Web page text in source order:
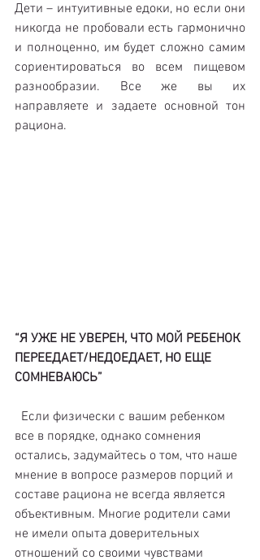
Дети – интуитивные едоки, но если они
никогда не пробовали есть гармонично
и полноценно, им будет сложно самим
сориентироваться во всем пищевом
разнообразии. Все же вы их
направляете и задаете основной тон
рациона.
“Я УЖЕ НЕ УВЕРЕН, ЧТО МОЙ РЕБЕНОК
ПЕРЕЕДАЕТ/НЕДОЕДАЕТ, НО ЕЩЕ
СОМНЕВАЮСЬ”
все в порядке, однако сомнения
остались, задумайтесь о том, что наше
мнение в вопросе размеров порций и
составе рациона не всегда является
объективным. Многие родители сами
не имели опыта доверительных
отношений со своими чувствами